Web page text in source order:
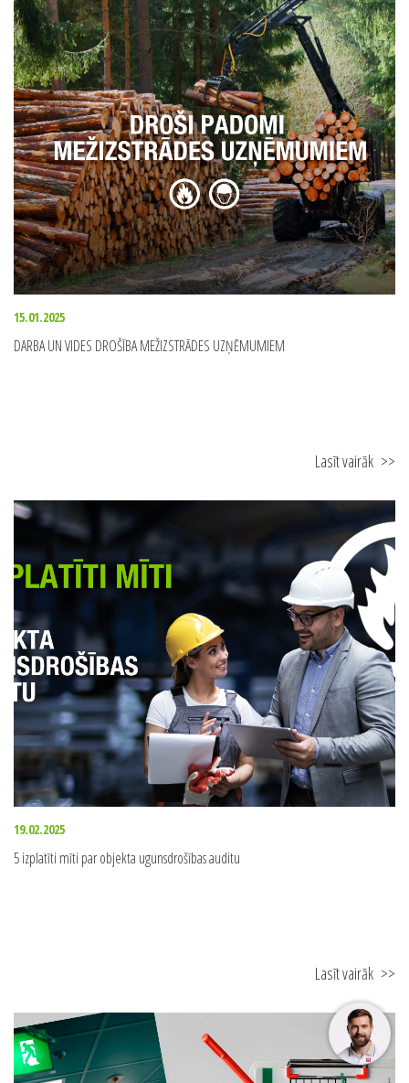
15.01.2025
DARBA UN VIDES DROŠĪBA MEŽIZSTRĀDES UZŅĒMUMIEM
Lasīt vairāk >>
19.02.2025
5 izplatīti mīti par objekta ugunsdrošības auditu
Lasīt vairāk >>